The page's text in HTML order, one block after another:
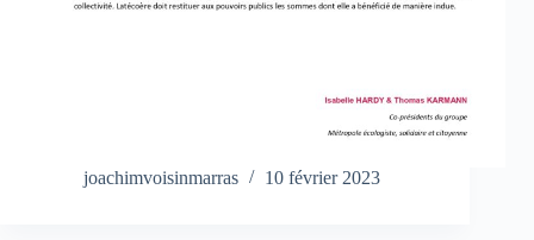
joachimvoisinmarras 10 février 2023